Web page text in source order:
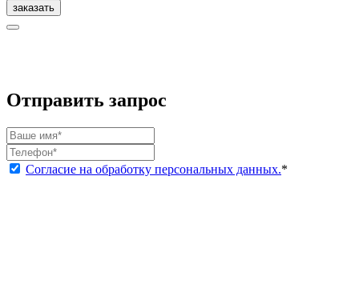
заказать
Отправить запрос
Согласие на обработку персональных данных.*